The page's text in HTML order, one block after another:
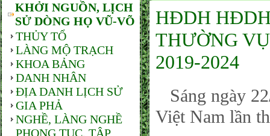
KHỞI NGUỒN, LỊCH
SỬ DÒNG HỌ VŨ-VÕ
THỦY TỔ
LÀNG MỘ TRẠCH
KHOA BẢNG
DANH NHÂN
ĐỊA DANH LỊCH SỬ
GIA PHẢ
NGHỀ, LÀNG NGHỀ
PHONG TỤC, TẬP
HĐDH
THƯỜNG
2019-2024
Sáng ngày
Việt Nam lần